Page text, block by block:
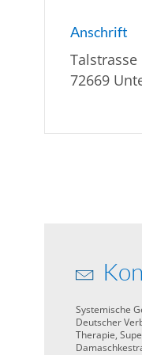
Anschrift
Talstrasse
72669
Systemische
Deutscher
Therapie,